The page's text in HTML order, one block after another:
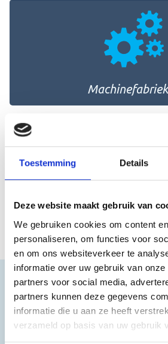
Toestemming Details
Deze website maakt gebruik van
We gebruiken cookies om content
personaliseren, om functies voor
en om ons websiteverkeer te
informatie over uw gebruik van
partners voor social media,
partners kunnen deze gegevens
informatie die u aan ze heeft
verzameld op basis van uw gebruik
Tuinbouw
Betrouwbare partner in